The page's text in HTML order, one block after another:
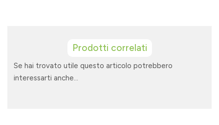
Prodotti correlati
Se hai trovato utile questo articolo potrebbero
interessarti anche...